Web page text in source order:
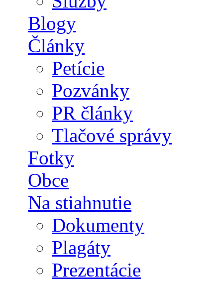
Blogy
Články
Petície
Pozvánky
PR články
Tlačové správy
Fotky
Obce
Na stiahnutie
Dokumenty
Plagáty
Prezentácie